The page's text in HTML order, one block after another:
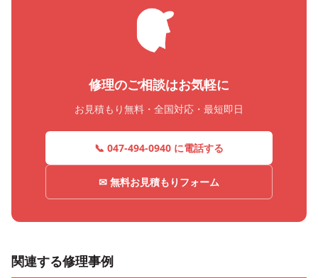
修理のご相談はお気軽に
お見積もり無料・全国対応・最短即日
📞 047-494-0940 に電話する
✉ 無料お見積もりフォーム
関連する修理事例